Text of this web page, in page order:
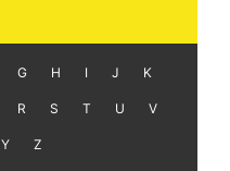
G H I J K
R S T U V
Y Z